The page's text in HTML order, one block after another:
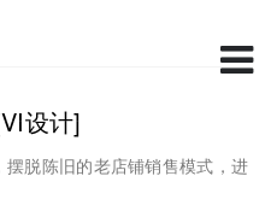
设计]
脱陈旧的老店铺销售模式，进